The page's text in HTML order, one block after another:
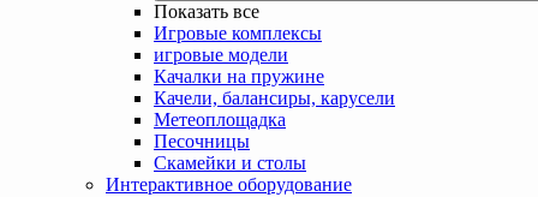
Показать все
Игровые комплексы
игровые модели
Качалки на пружине
Качели, балансиры, карусели
Метеоплощадка
Песочницы
Скамейки и столы
Интерактивное оборудование